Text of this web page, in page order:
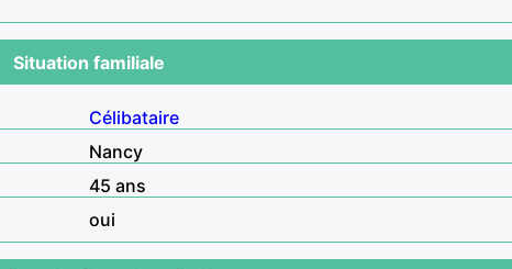
Situation familiale
Célibataire
Nancy
45 ans
oui